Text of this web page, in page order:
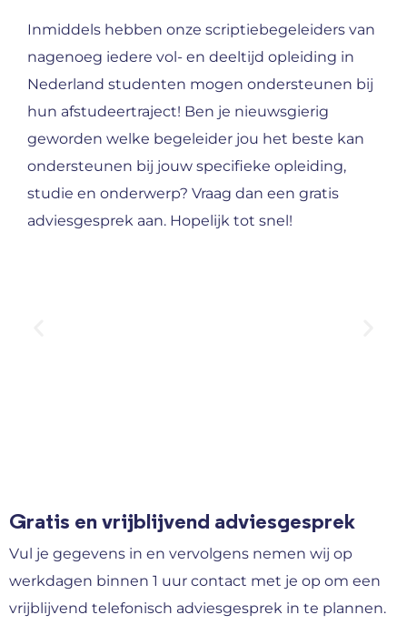
Inmiddels hebben onze scriptiebegeleiders van
nagenoeg iedere vol- en deeltijd opleiding in
Nederland studenten mogen ondersteunen bij
hun afstudeertraject! Ben je nieuwsgierig
geworden welke begeleider jou het beste kan
ondersteunen bij jouw specifieke opleiding,
studie en onderwerp? Vraag dan een gratis
adviesgesprek aan. Hopelijk tot snel!
Gratis en vrijblijvend adviesgesprek
Vul je gegevens in en vervolgens nemen wij op
werkdagen binnen 1 uur contact met je op om een
vrijblijvend telefonisch adviesgesprek in te plannen.